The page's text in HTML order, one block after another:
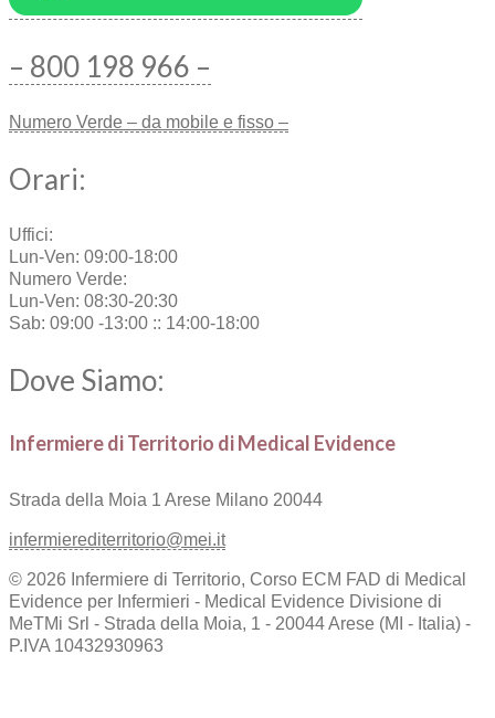
– 800 198 966 –
Numero Verde – da mobile e fisso –
Orari:
Uffici:
Lun-Ven: 09:00-18:00
Numero Verde:
Lun-Ven: 08:30-20:30
Sab: 09:00 -13:00 :: 14:00-18:00
Dove Siamo:
Infermiere di Territorio di Medical Evidence
Strada della Moia 1 Arese Milano 20044
infermierediterritorio@mei.it
© 2026 Infermiere di Territorio, Corso ECM FAD di Medical
Evidence per Infermieri - Medical Evidence Divisione di
MeTMi Srl - Strada della Moia, 1 - 20044 Arese (MI - Italia) -
P.IVA 10432930963